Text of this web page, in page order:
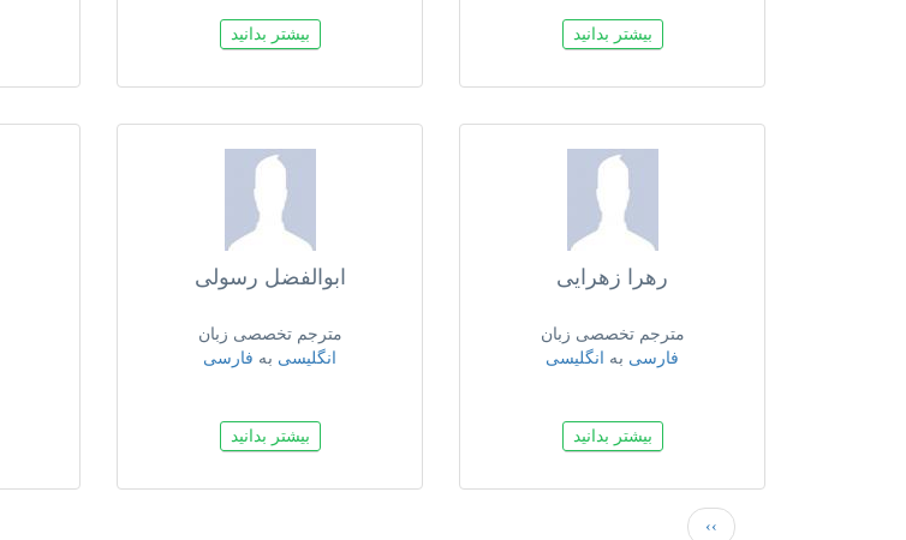
بیشتر بدانید بیشتر بدانید
رهرا زهرایی
مترجم تخصصی زبان
فارسی به انگلیسی
بیشتر بدانید
ابوالفضل رسولی
مترجم تخصصی زبان
انگلیسی به فارسی
بیشتر بدانید
Next
››